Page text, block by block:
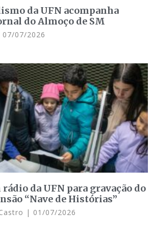
da UFN acompanha
do Almoço de SM
07/07/2026
da UFN para gravação do
“Nave de Histórias”
01/07/2026